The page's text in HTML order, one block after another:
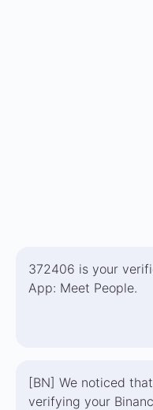
372406 is your
App: Meet People.
[BN] We noticed
verifying your